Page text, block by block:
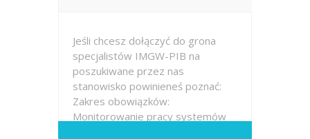
Jeśli chcesz dołączyć do grona
specjalistów IMGW-PIB na
poszukiwane przez nas
stanowisko powinieneś poznać:
Zakres obowiązków:
Monitorowanie pracy systemów